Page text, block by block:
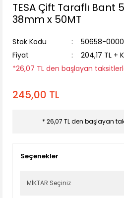
TESA Çift Taraflı Bant
38mm x 50MT
Stok Kodu
50658-
Fiyat
204,17 TL +
*26,07 TL den başlayan
245,00 TL
* 26,07 TL den başlayan
Seçenekler